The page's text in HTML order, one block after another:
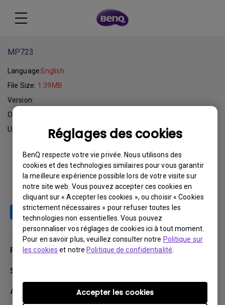
Réglages des cookies
BenQ respecte votre vie privée. Nous utilisons des
cookies et des technologies similaires pour vous garantir
la meilleure expérience possible lors de votre visite sur
notre site web. Vous pouvez accepter ces cookies en
cliquant sur « Accepter les cookies », ou choisir « Cookies
strictement nécessaires » pour refuser toutes les
technologies non essentielles. Vous pouvez
personnaliser vos réglages de cookies ici à tout moment.
Pour en savoir plus, veuillez consulter notre Politique sur
les cookies et notrePolitique de confidentialité
Accepter les cookies
MP723
Language:English
File Size: 1.39MB
Version:
Operating System:
Update:
2009-03-19
Download
Produits
Moniteurs
Solutions
Assistance Technique